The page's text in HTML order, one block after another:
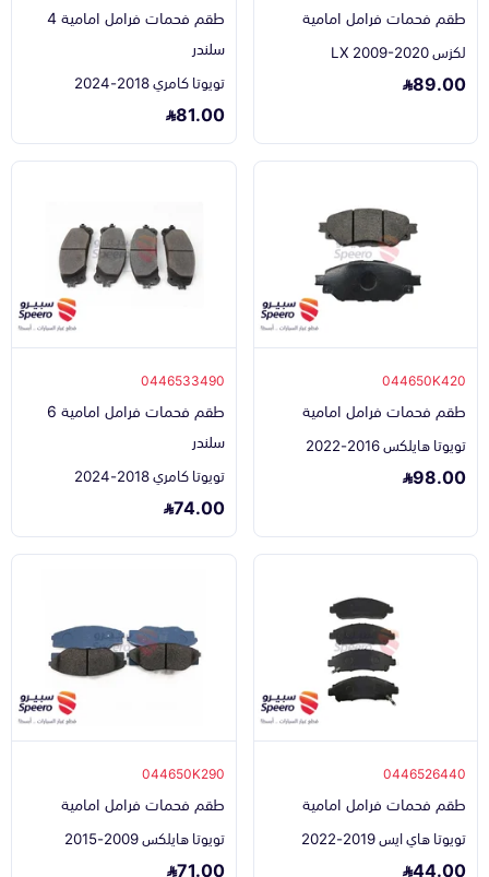
طقم فحمات فرامل امامية
لكزس LX 2009-2020
89.00
طقم فحمات فرامل امامية 4
سلندر
تويوتا كامري 2018-2024
81.00
044650K420
طقم فحمات فرامل امامية
تويوتا هايلكس 2016-2022
98.00
0446533490
طقم فحمات فرامل امامية 6
سلندر
تويوتا كامري 2018-2024
74.00
0446526440
طقم فحمات فرامل امامية
تويوتا هاي ايس 2019-2022
44.00
044650K290
طقم فحمات فرامل امامية
تويوتا هايلكس 2009-2015
71.00